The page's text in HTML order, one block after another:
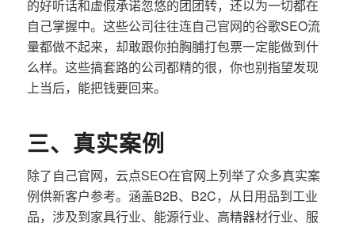
的好听话和虚假承诺忽悠的团团转，还以为一切都在
自己掌握中。这些公司往往连自己官网的谷歌SEO流
量都做不起来，却敢跟你拍胸脯打包票一定能做到什
么样。这些搞套路的公司都精的很，你也别指望发现
上当后，能把钱要回来。
三、真实案例
除了自己官网，云点SEO在官网上列举了众多真实案
例供新客户参考。涵盖B2B、B2C，从日用品到工业
品，涉及到家具行业、能源行业、高精器材行业、服